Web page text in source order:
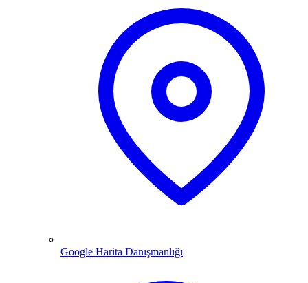
Google Harita Danışmanlığı